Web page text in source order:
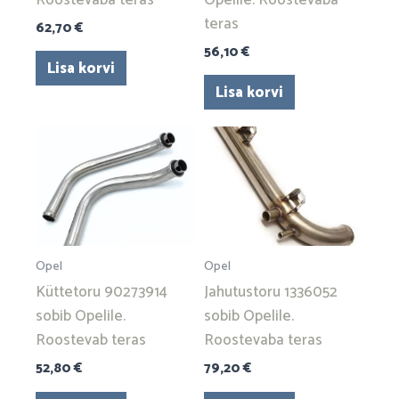
62,70€
Lisa korvi
teras
56,10€
Lisa korvi
Opel
Küttetoru 90273914
sobib Opelile.
Roostevab teras
52,80€
Opel
Jahutustoru 1336052
sobib Opelile.
Roostevaba teras
79,20€